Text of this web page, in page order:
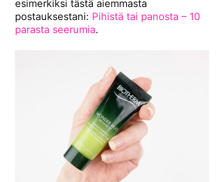
esimerkiksi tästä aiemmasta
postauksestani: Pihistä tai panosta – 10
parasta seerumia.